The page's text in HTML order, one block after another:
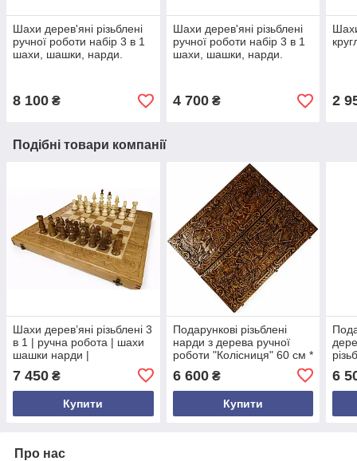
Шахи дерев'яні різьблені
ручної роботи набір 3 в 1
шахи, шашки, нарди.
8 100 ₴
Шахи дерев'яні різьблені
ручної роботи набір 3 в 1
шахи, шашки, нарди.
4 700₴ 2
Подібні товари компанії
Шахи дерев’яні різьблені 3
в 1 | ручна робота | шахи
шашки нарди |
7 450 ₴
Купити
Подарункові різьблені
нарди з дерева ручної
роботи "Колісниця" 60 см *
6 600₴
Купити
6
Про нас